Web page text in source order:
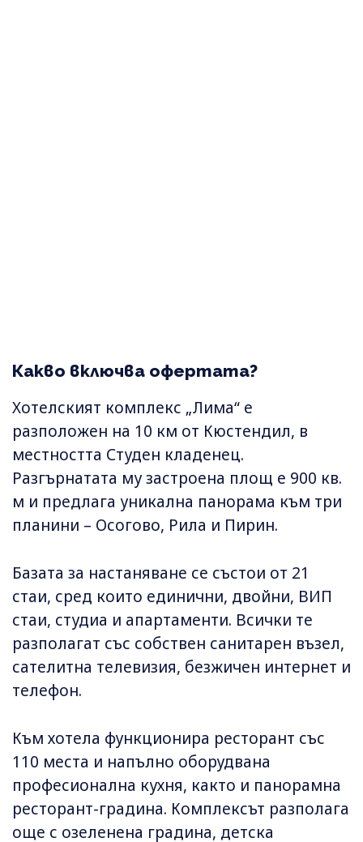
Какво включва офертата?
Хотелският комплекс „Лима“ е
разположен на 10 км от Кюстендил, в
местността Студен кладенец.
Разгърнатата му застроена площ е 900 кв.
м и предлага уникална панорама към три
планини – Осогово, Рила и Пирин.
Базата за настаняване се състои от 21
стаи, сред които единични, двойни, ВИП
стаи, студиа и апартаменти. Всички те
разполагат със собствен санитарен възел,
сателитна телевизия, безжичен интернет и
телефон.
Към хотела функционира ресторант със
110 места и напълно оборудвана
професионална кухня, както и панорамна
ресторант-градина. Комплексът разполага
още с озеленена градина, детска